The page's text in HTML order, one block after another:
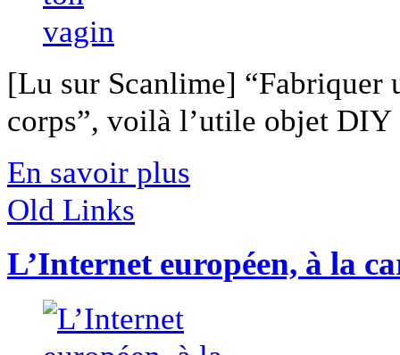
[Lu sur Scanlime] “Fabriquer
corps”, voilà l’utile objet
En savoir plus
Old Links
L’Internet européen, à la